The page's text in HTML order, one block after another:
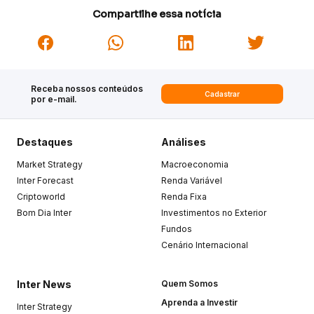
Compartilhe essa notícia
Receba nossos conteúdos
por e-mail.
Cadastrar
Destaques
Market Strategy
Inter Forecast
Criptoworld
Bom Dia Inter
Análises
Macroeconomia
Renda Variável
Renda Fixa
Investimentos no Exterior
Fundos
Cenário Internacional
Inter News
Inter Strategy
Quem Somos
Aprenda a Investir